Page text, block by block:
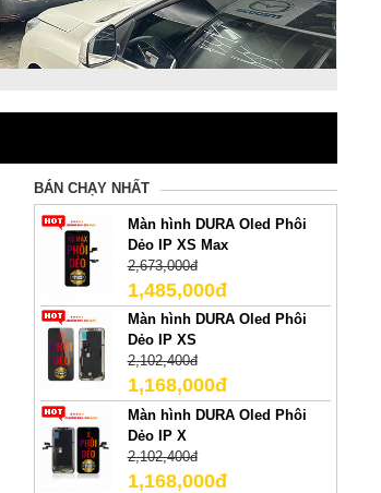
BÁN CHẠY NHẤT
Màn hình DURA Oled Phôi
Dẻo IP XS Max
2,673,000đ
1,485,000đ
Màn hình DURA Oled Phôi
Dẻo IP XS
2,102,400đ
1,168,000đ
Màn hình DURA Oled Phôi
Dẻo IP X
2,102,400đ
1,168,000đ